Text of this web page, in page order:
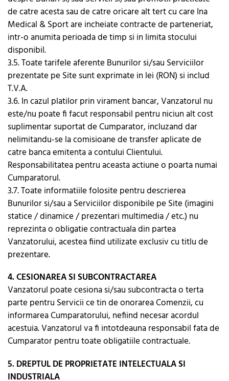
de catre acesta sau de catre oricare alt tert cu care Ina
Medical & Sport are incheiate contracte de parteneriat,
intr-o anumita perioada de timp si in limita stocului
disponibil.
3.5. Toate tarifele aferente Bunurilor si/sau Serviciilor
prezentate pe Site sunt exprimate in lei (RON) si includ
T.V.A.
3.6. In cazul platilor prin virament bancar, Vanzatorul nu
este/nu poate fi facut responsabil pentru niciun alt cost
suplimentar suportat de Cumparator, incluzand dar
nelimitandu-se la comisioane de transfer aplicate de
catre banca emitenta a contului Clientului.
Responsabilitatea pentru aceasta actiune o poarta numai
Cumparatorul.
3.7. Toate informatiile folosite pentru descrierea
Bunurilor si/sau a Serviciilor disponibile pe Site (imagini
statice / dinamice / prezentari multimedia / etc.) nu
reprezinta o obligatie contractuala din partea
Vanzatorului, acestea fiind utilizate exclusiv cu titlu de
prezentare.
4. CESIONAREA SI SUBCONTRACTAREA
Vanzatorul poate cesiona si/sau subcontracta o terta
parte pentru Servicii ce tin de onorarea Comenzii, cu
informarea Cumparatorului, nefiind necesar acordul
acestuia. Vanzatorul va fi intotdeauna responsabil fata de
Cumparator pentru toate obligatiile contractuale.
5. DREPTUL DE PROPRIETATE INTELECTUALA SI
INDUSTRIALA